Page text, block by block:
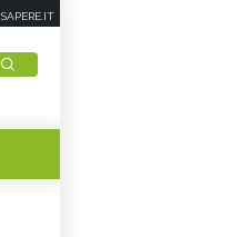
SAPERE.IT